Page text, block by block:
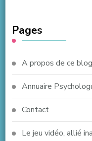
Pages
A propos de ce blog
Annuaire
Contact
Le jeu vidéo, allié